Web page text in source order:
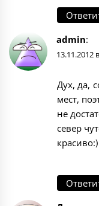
admin:
13.11.2012
Дух, да,
мест,
не
север
красиво:)